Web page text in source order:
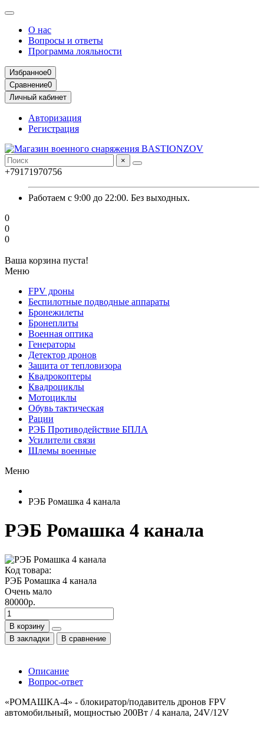
О нас
Вопросы и ответы
Программа лояльности
Избранное0
Сравнение0
Личный кабинет
Авторизация
Регистрация
×
+79171970756
Работаем с 9:00 до 22:00. Без выходных.
0
0
0
Ваша корзина пуста!
Меню
FPV дроны
Беспилотные подводные аппараты
Бронежилеты
Бронеплиты
Военная оптика
Генераторы
Детектор дронов
Защита от тепловизора
Квадрокоптеры
Квадроциклы
Мотоциклы
Обувь тактическая
Рации
РЭБ Противодействие БПЛА
Усилители связи
Шлемы военные
Меню
РЭБ Ромашка 4 канала
РЭБ Ромашка 4 канала
Код товара:
РЭБ Ромашка 4 канала
Очень мало
80000р.
В корзину
В закладки
В сравнение
Описание
Вопрос-ответ
«РОМАШКА-4» - блокиратор/подавитель дронов FPV
автомобильный, мощностью 200Вт / 4 канала, 24V/12V